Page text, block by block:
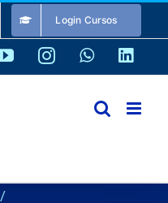
Login Cursos
YouTubeInstagramWhatsApp